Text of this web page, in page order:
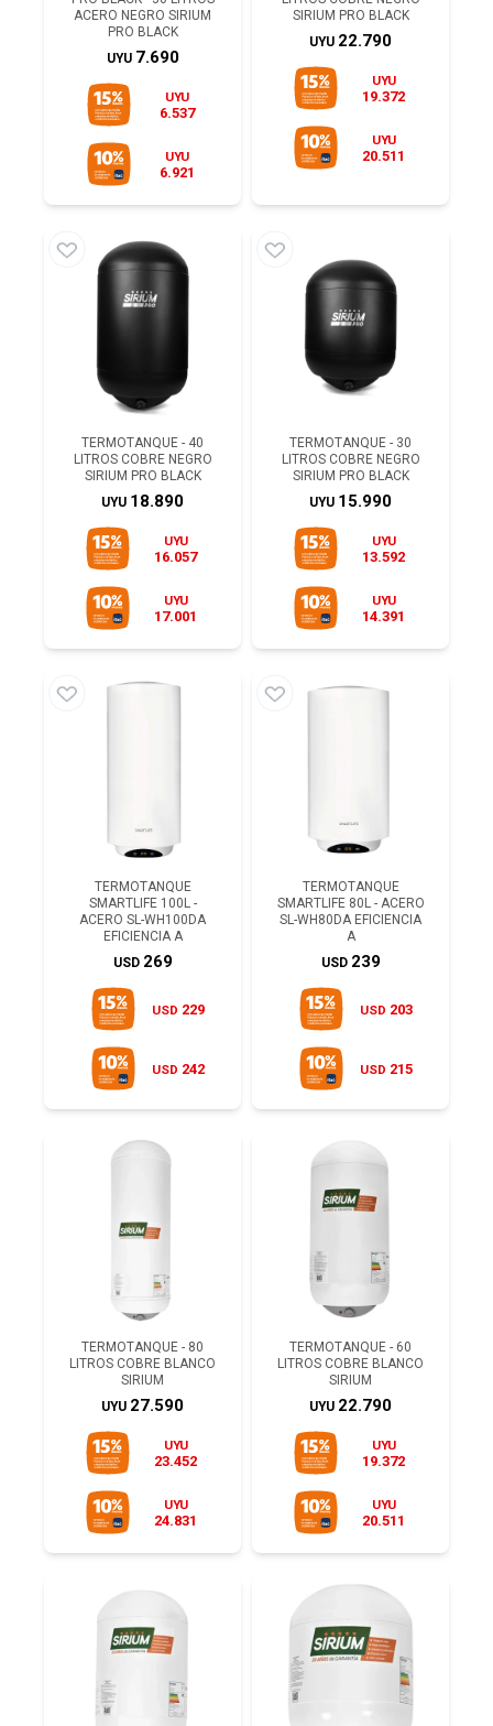
ACERO NEGRO SIRIUM
PRO BLACK
UYU 7.690
UYU
6.537
UYU
6.921
SIRIUM PRO BLACK
UYU 22.790
UYU
19.372
UYU
20.511
TERMOTANQUE - 40
LITROS COBRE NEGRO
SIRIUM PRO BLACK
UYU 18.890
UYU
16.057
UYU
17.001
TERMOTANQUE - 30
LITROS COBRE NEGRO
SIRIUM PRO BLACK
UYU 15.990
UYU
13.592
UYU
14.391
TERMOTANQUE
SMARTLIFE 100L -
ACERO SL-WH100DA
EFICIENCIA A
USD 269
USD 229
USD 242
TERMOTANQUE
SMARTLIFE 80L - ACERO
SL-WH80DA EFICIENCIA
A
USD 239
USD 203
USD 215
TERMOTANQUE - 80
LITROS COBRE BLANCO
SIRIUM
UYU 27.590
UYU
23.452
UYU
24.831
TERMOTANQUE - 60
LITROS COBRE BLANCO
SIRIUM
UYU 22.790
UYU
19.372
UYU
20.511